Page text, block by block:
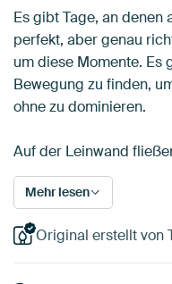
Es gibt Tage, an
perfekt, aber genau
um diese Momente. Es
Bewegung zu finden,
ohne zu dominieren.
Auf der Leinwand
Mehr lesen
Original erstellt von